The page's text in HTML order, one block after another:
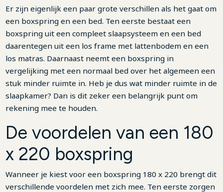
Er zijn eigenlijk een paar grote verschillen als het gaat om
een boxspring en een bed. Ten eerste bestaat een
boxspring uit een compleet slaapsysteem en een bed
daarentegen uit een los frame met lattenbodem en een
los matras. Daarnaast neemt een boxspring in
vergelijking met een normaal bed over het algemeen een
stuk minder ruimte in. Heb je dus wat minder ruimte in de
slaapkamer? Dan is dit zeker een belangrijk punt om
rekening mee te houden.
De voordelen van een 180
x 220 boxspring
Wanneer je kiest voor een boxspring 180 x 220 brengt dit
verschillende voordelen met zich mee. Ten eerste zorgen